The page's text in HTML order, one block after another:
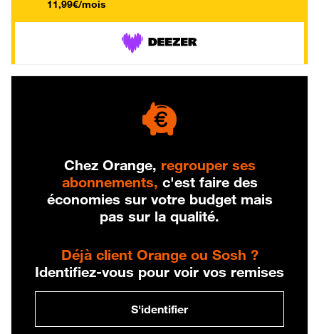
11,99€/mois
Chez Orange, regrouper ses
abonnements, c'est faire des
économies sur votre budget mais
pas sur la qualité.
Déjà client Orange ou Sosh ?
Identifiez-vous pour voir vos remises
S'identifier